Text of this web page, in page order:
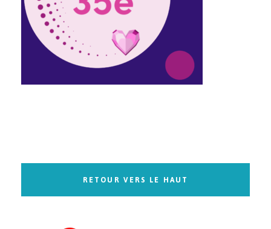
RETOUR VERS LE HAUT